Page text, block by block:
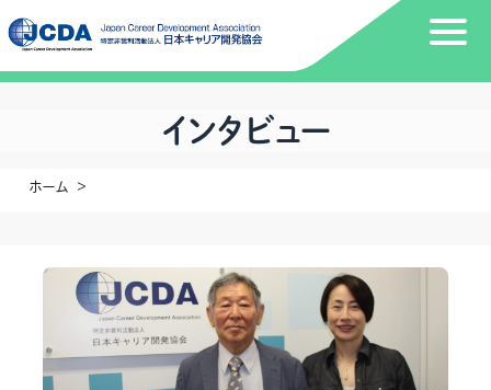
インタビュー
ホーム